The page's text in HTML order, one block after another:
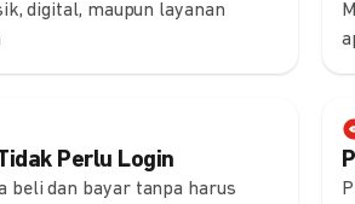
digital, maupun layanan
Perlu Login
beli dan bayar tanpa harus